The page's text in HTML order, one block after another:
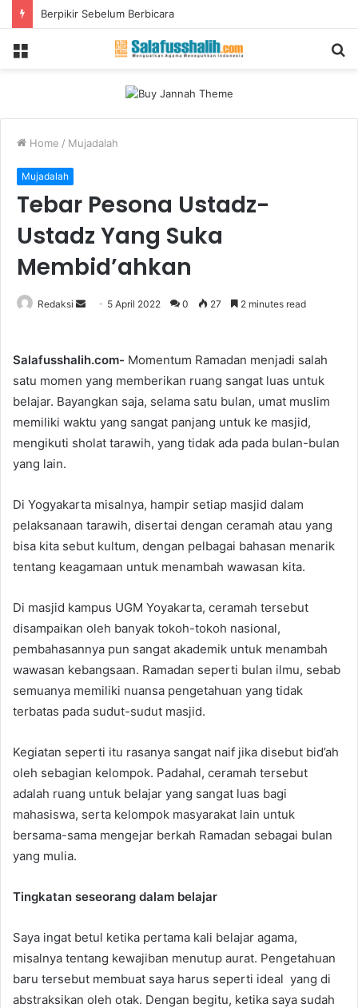
Berpikir Sebelum Berbicara
Home / Mujadalah
Mujadalah
Tebar Pesona Ustadz-
Ustadz Yang Suka
Membid’ahkan
Redaksi
d
a
n
e
m
5 April 2022 0 27 2 minutes read
Salafusshalih.com- Momentum Ramadan menjadi salah
satu momen yang memberikan ruang sangat luas untuk
belajar. Bayangkan saja, selama satu bulan, umat muslim
memiliki waktu yang sangat panjang untuk ke masjid,
mengikuti sholat tarawih, yang tidak ada pada bulan-bulan
yang lain.
Di Yogyakarta misalnya, hampir setiap masjid dalam
pelaksanaan tarawih, disertai dengan ceramah atau yang
bisa kita sebut kultum, dengan pelbagai bahasan menarik
tentang keagamaan untuk menambah wawasan kita.
Di masjid kampus UGM Yoyakarta, ceramah tersebut
disampaikan oleh banyak tokoh-tokoh nasional,
pembahasannya pun sangat akademik untuk menambah
wawasan kebangsaan. Ramadan seperti bulan ilmu, sebab
semuanya memiliki nuansa pengetahuan yang tidak
terbatas pada sudut-sudut masjid.
Kegiatan seperti itu rasanya sangat naif jika disebut bid’ah
oleh sebagian kelompok. Padahal, ceramah tersebut
adalah ruang untuk belajar yang sangat luas bagi
mahasiswa, serta kelompok masyarakat lain untuk
bersama-sama mengejar berkah Ramadan sebagai bulan
yang mulia.
Tingkatan seseorang dalam belajar
Saya ingat betul ketika pertama kali belajar agama,
misalnya tentang kewajiban menutup aurat. Pengetahuan
baru tersebut membuat saya harus seperti ideal yang di
abstraksikan oleh otak. Dengan begitu, ketika saya sudah